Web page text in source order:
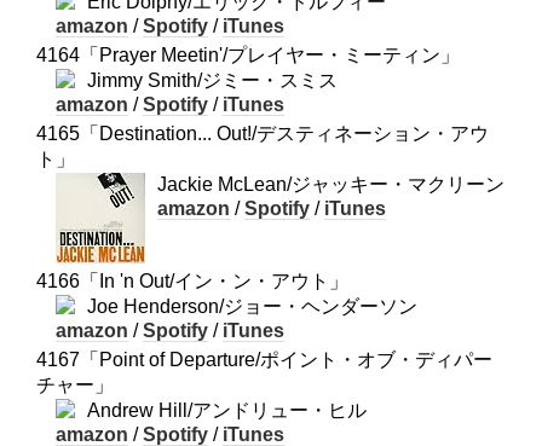
amazon /Spotify / iTunes
4164「Prayer Meetin'/プレイヤー・ミーティン」
Jimmy Smith/ジミー・スミス
amazon /Spotify / iTunes
4165「Destination... Out!/デスティネーション・アウ
ト」
Jackie McLean/ジャッキー・マクリーン
amazon /Spotify / iTunes
4166「In 'n Out/イン・ン・アウト」
Joe Henderson/ジョー・ヘンダーソン
amazon /Spotify / iTunes
4167「Point of Departure/ポイント・オブ・ディパー
チャー」
Andrew Hill/アンドリュー・ヒル
amazon /Spotify / iTunes